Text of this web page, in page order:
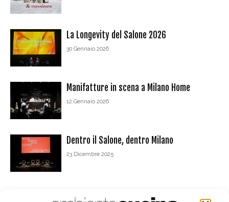
La Longevity del Salone 2026
30 Gennaio 2026
Manifatture in scena a Milano Home
12 Gennaio 2026
Dentro il Salone, dentro Milano
23 Dicembre 2025